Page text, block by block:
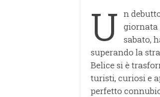
U n
giornata
sabato,
superando la
Belice si è
turisti, curiosi e
perfetto